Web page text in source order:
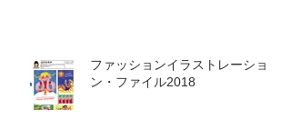
ファッションイラストレーショ
ン・ファイル2018